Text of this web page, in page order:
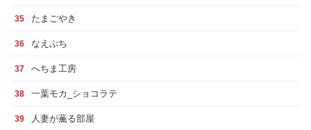
35 たまごやき
36 なえぷち
37 へちま工房
38 一葉モカ_ショコラテ
39 人妻が薫る部屋